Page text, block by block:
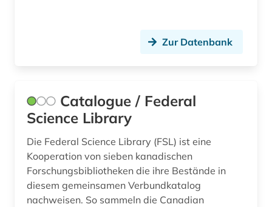
Zur Datenbank
Catalogue / Federal
Science Library
Die Federal Science Library (FSL) ist eine
Kooperation von sieben kanadischen
Forschungsbibliotheken die ihre Bestände in
diesem gemeinsamen Verbundkatalog
nachweisen. So sammeln die Canadian